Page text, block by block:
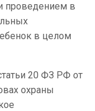
проведением в
в целом
20 ФЗ РФ от
охраны